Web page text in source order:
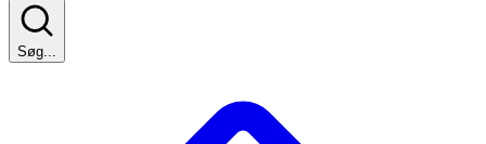
Søg...